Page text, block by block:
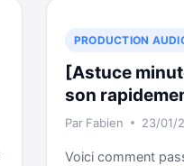
PRODUCTION
[Astuce
son
Par Fabien 23/01/
Voici comment